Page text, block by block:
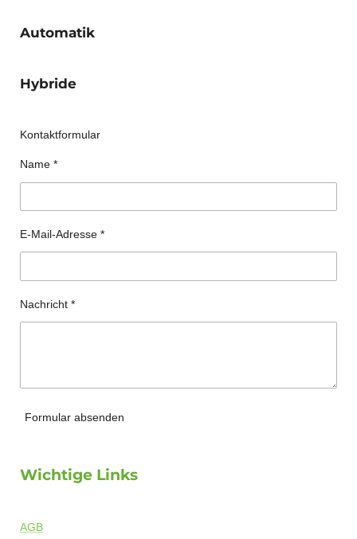
Automatik
Hybride
Kontaktformular
Name *
E-Mail-Adresse *
Nachricht *
Formular absenden
Wichtige Links
AGB